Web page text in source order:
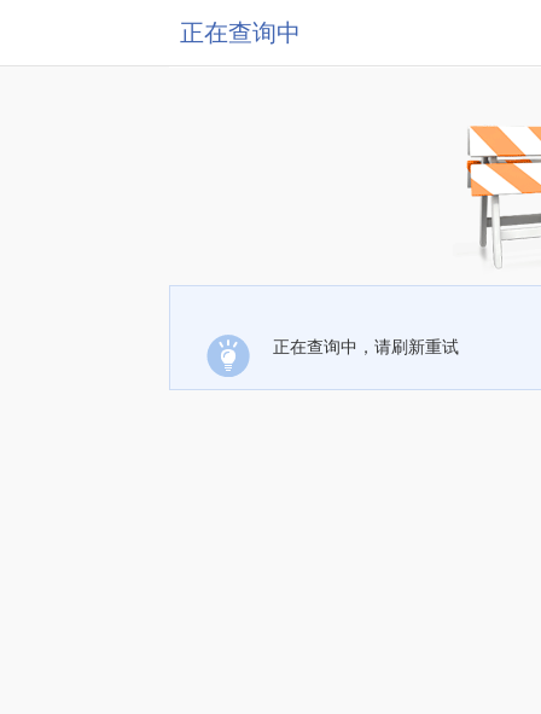
正在查询中
正在查询中，请刷新重试